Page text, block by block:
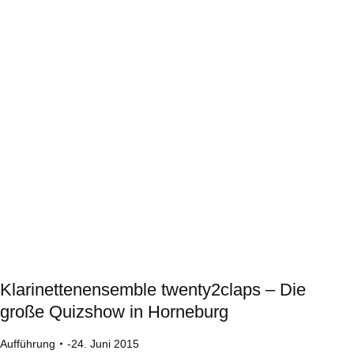
Klarinettenensemble twenty2claps – Die
große Quizshow in Horneburg
Aufführung 24. Juni 2015